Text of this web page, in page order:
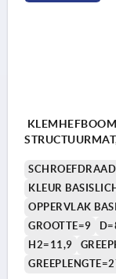
KLEUR
OPPERVLAK
GROOTTE=9
H2=11,9